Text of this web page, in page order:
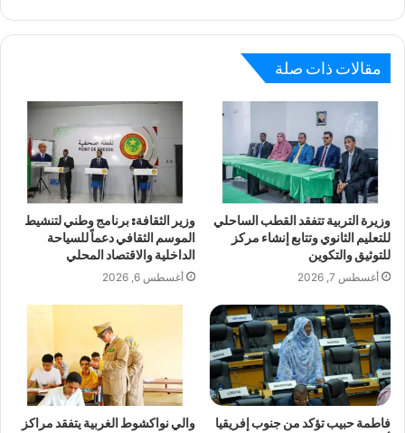
مقالات ذات صلة
وزيرة التربية تتفقد القطب الساحلي
للتعليم الثانوي وتتابع إنشاء مركز
للتوثيق والتكوين
أغسطس 7, 2026
وزير الثقافة: برنامج وطني لتنشيط
الموسم الثقافي دعماً للسياحة
الداخلية والاقتصاد المحلي
أغسطس 6, 2026
فاطمة حبيب تؤكد من جنوب إفريقيا
والي نواكشوط الغربية يتفقد مراكز